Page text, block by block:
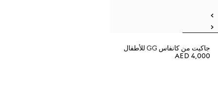
جاكيت من كانفاس GG للأطفال
AED 4,000